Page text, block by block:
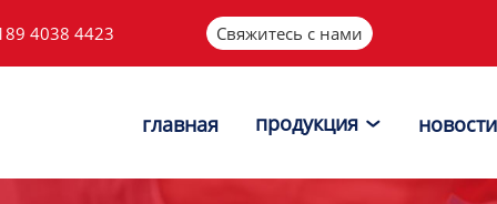
4038 4423 Свяжитесь с нами
главная продукция  новости